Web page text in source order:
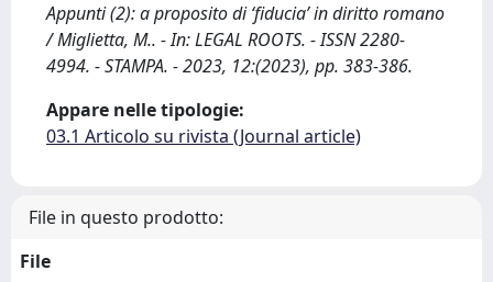
Appunti (2): a proposito di ‘fiducia’ in diritto romano
/ Miglietta, M.. - In: LEGAL ROOTS. - ISSN 2280-
4994. - STAMPA. - 2023, 12:(2023), pp. 383-386.
Appare nelle tipologie:
03.1 Articolo su rivista (Journal article)
File in questo prodotto:
File